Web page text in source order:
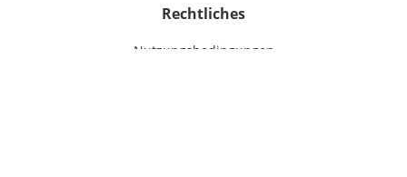
Rechtliches
Nutzungsbedingungen